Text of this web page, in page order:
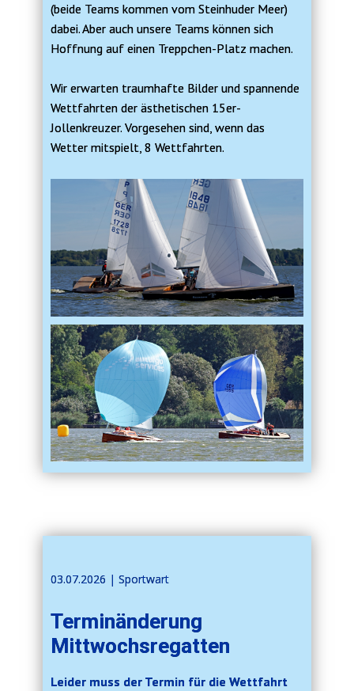
(beide Teams kommen vom Steinhuder Meer)
dabei. Aber auch unsere Teams können sich
Hoffnung auf einen Treppchen-Platz machen.
Wir erwarten traumhafte Bilder und spannende
Wettfahrten der ästhetischen 15er-
Jollenkreuzer. Vorgesehen sind, wenn das
Wetter mitspielt, 8 Wettfahrten.
03.07.2026 | ​​Sportwart
Terminänderung
Mittwochsregatten
Leider muss der Termin für die Wettfahrt